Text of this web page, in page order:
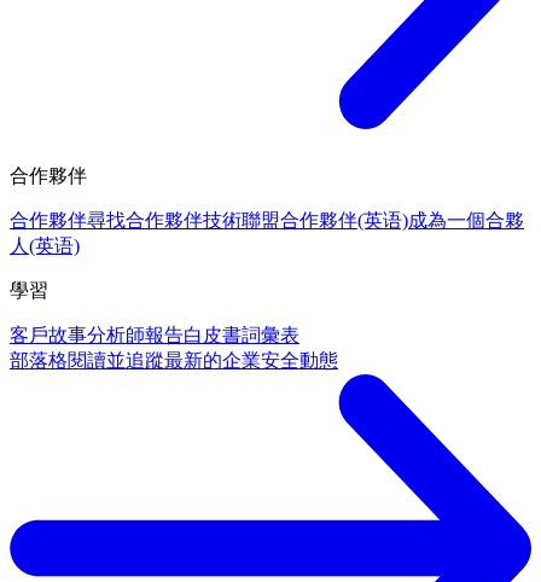
合作夥伴
合作夥伴尋找合作夥伴技術聯盟合作夥伴(英语)成為一個合夥
人(英语)
學習
客戶故事分析師報告白皮書詞彙表
部落格閱讀並追蹤最新的企業安全動態